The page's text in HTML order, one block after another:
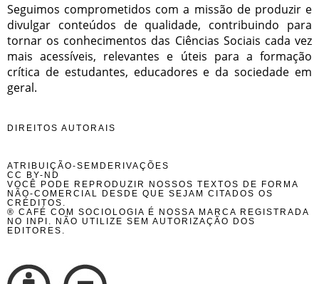
Seguimos comprometidos com a missão de produzir e
divulgar conteúdos de qualidade, contribuindo para
tornar os conhecimentos das Ciências Sociais cada vez
mais acessíveis, relevantes e úteis para a formação
crítica de estudantes, educadores e da sociedade em
geral.
DIREITOS AUTORAIS
ATRIBUIÇÃO-SEMDERIVAÇÕES
CC BY-ND
VOCÊ PODE REPRODUZIR NOSSOS TEXTOS DE FORMA
NÃO-COMERCIAL DESDE QUE SEJAM CITADOS OS
CRÉDITOS.
® CAFÉ COM SOCIOLOGIA É NOSSA MARCA REGISTRADA
NO INPI. NÃO UTILIZE SEM AUTORIZAÇÃO DOS
EDITORES.